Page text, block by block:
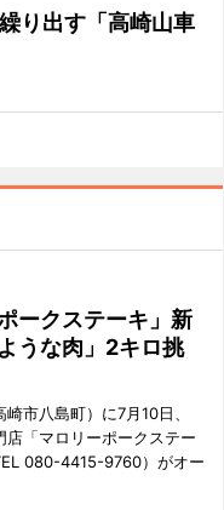
り出す「高崎山車
ークステーキ」新
うな肉」2キロ挑
崎市八島町）に7月10日、
店「マロリーポークステー
080-4415-9760）がオー